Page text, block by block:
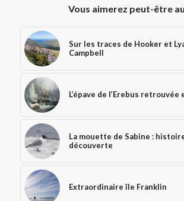
Vous aimerez peut-être
Sur les traces de Hooker et
Campbell
L’épave de l’Erebus
La mouette de Sabine :
découverte
Extraordinaire île Franklin